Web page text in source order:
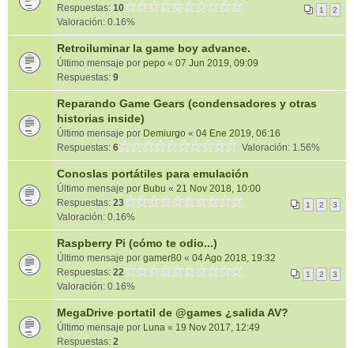
Respuestas: 10 1 2
Valoración: 0.16%
Retroiluminar la game boy advance.
Último mensaje por pepo « 07 Jun 2019, 09:09
Respuestas: 9
Reparando Game Gears (condensadores y otras
historias inside)
Último mensaje por Demiurgo « 04 Ene 2019, 06:16
Respuestas: 6 Valoración: 1.56%
Conoslas portátiles para emulación
Último mensaje por Bubu « 21 Nov 2018, 10:00
Respuestas: 23 1 2 3
Valoración: 0.16%
Raspberry Pi (cómo te odio...)
Último mensaje por gamer80 « 04 Ago 2018, 19:32
Respuestas: 22 1 2 3
Valoración: 0.16%
MegaDrive portatil de @games ¿salida AV?
Último mensaje por Luna « 19 Nov 2017, 12:49
Respuestas: 2